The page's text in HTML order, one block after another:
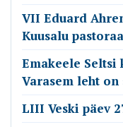
VII Eduard
Kuusalu
Emakeele Seltsi
Varasem leht
LIII Veski päev